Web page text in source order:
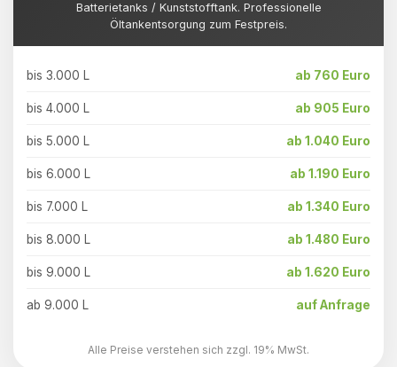
Batterietanks / Kunststofftank. Professionelle
Öltankentsorgung zum Festpreis.
bis 3.000 L ab 760 Euro
bis 4.000 L ab 905 Euro
bis 5.000 L ab 1.040 Euro
bis 6.000 L ab 1.190 Euro
bis 7.000 L ab 1.340 Euro
bis 8.000 L ab 1.480 Euro
bis 9.000 L ab 1.620 Euro
ab 9.000 L auf Anfrage
Alle Preise verstehen sich zzgl. 19% MwSt.